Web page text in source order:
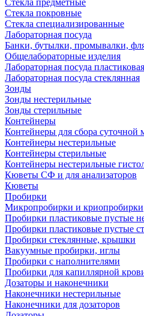
Стекла предметные
Стекла покровные
Стекла специализированные
Лабораторная посуда
Банки, бутылки, промывалки,
Общелабораторные изделия
Лабораторная посуда пластиковая
Лабораторная посуда стеклянная
Зонды
Зонды нестерильные
Зонды стерильные
Контейнеры
Контейнеры для сбора суточной
Контейнеры нестерильные
Контейнеры стерильные
Контейнеры нестерильные
Кюветы СФ и для анализаторов
Кюветы
Пробирки
Микропробирки и криопробирки
Пробирки пластиковые пустые
Пробирки пластиковые пустые
Пробирки стеклянные, крышки
Вакуумные пробирки, иглы
Пробирки с наполнителями
Пробирки для капиллярной
Дозаторы и наконечники
Наконечники нестерильные
Наконечники для дозаторов